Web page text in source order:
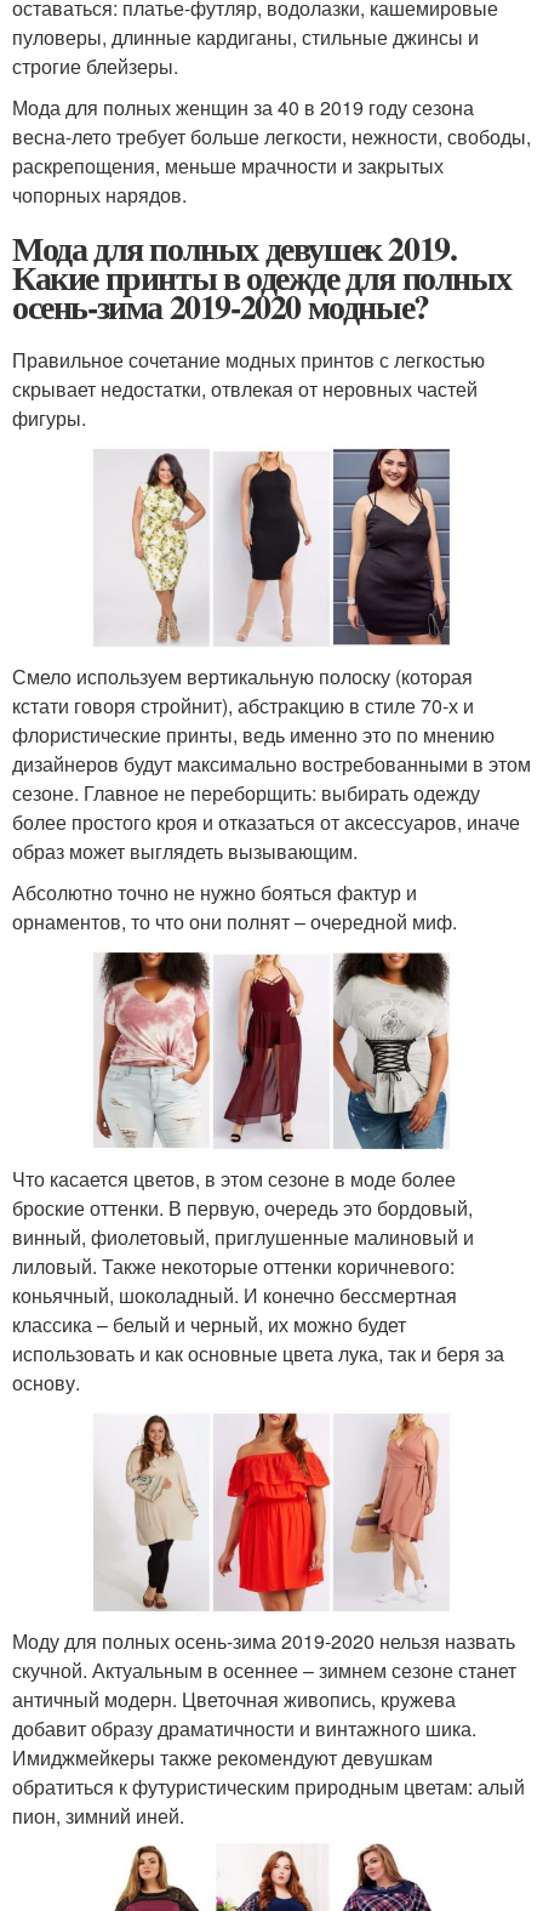
оставаться: платье-футляр, водолазки, кашемировые
пуловеры, длинные кардиганы, стильные джинсы и
строгие блейзеры.
Мода для полных женщин за 40 в 2019 году сезона
весна-лето требует больше легкости, нежности, свободы,
раскрепощения, меньше мрачности и закрытых
чопорных нарядов.
Мода для полных девушек 2019.
Какие принты в одежде для полных
осень-зима 2019-2020 модные?
Правильное сочетание модных принтов с легкостью
скрывает недостатки, отвлекая от неровных частей
фигуры.
Смело используем вертикальную полоску (которая
кстати говоря стройнит), абстракцию в стиле 70-х и
флористические принты, ведь именно это по мнению
дизайнеров будут максимально востребованными в этом
сезоне. Главное не переборщить: выбирать одежду
более простого кроя и отказаться от аксессуаров, иначе
образ может выглядеть вызывающим.
Абсолютно точно не нужно бояться фактур и
орнаментов, то что они полнят – очередной миф.
Что касается цветов, в этом сезоне в моде более
броские оттенки. В первую, очередь это бордовый,
винный, фиолетовый, приглушенные малиновый и
лиловый. Также некоторые оттенки коричневого:
коньячный, шоколадный. И конечно бессмертная
классика – белый и черный, их можно будет
использовать и как основные цвета лука, так и беря за
основу.
Моду для полных осень-зима 2019-2020 нельзя назвать
скучной. Актуальным в осеннее – зимнем сезоне станет
античный модерн. Цветочная живопись, кружева
добавит образу драматичности и винтажного шика.
Имиджмейкеры также рекомендуют девушкам
обратиться к футуристическим природным цветам: алый
пион, зимний иней.